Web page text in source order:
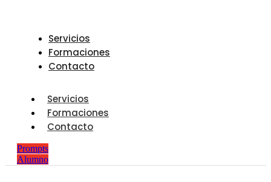
Servicios
Formaciones
Contacto
Servicios
Formaciones
Contacto
Prompts
Alumno